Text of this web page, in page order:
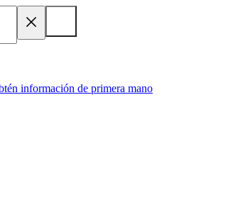
información de primera mano